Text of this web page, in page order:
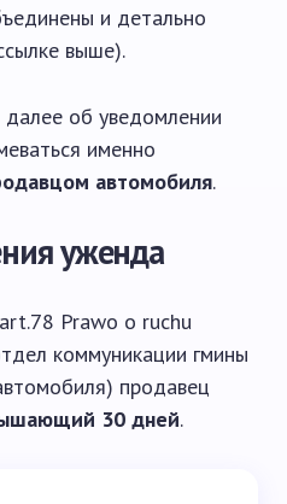
и детально
выше).
далее об уведомлении
именно
автомобиля.
уженда
Prawo o ruchu
коммуникации гмины
продавец
30 дней.